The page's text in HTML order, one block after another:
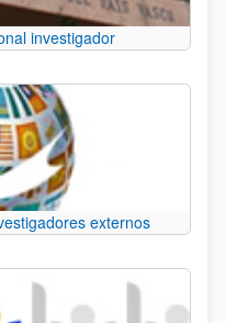
investigador
externos